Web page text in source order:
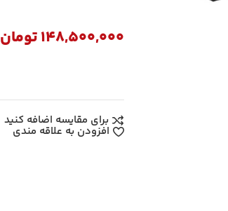
148,500,000تومان
برای مقایسه اضافه کنید
افزودن به علاقه مندی